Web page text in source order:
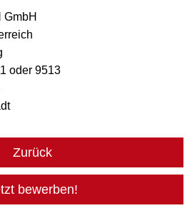
oder 9513
Zurück
bewerben!